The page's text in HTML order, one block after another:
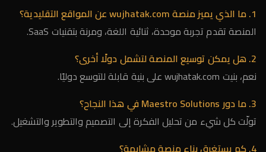
1. ما الذي يميز منصة wujhatak.com عن المواقع التقليدية؟
المنصة تقدم تجربة موحدة، ثنائية اللغة، ومرنة بتقنيات SaaS.
2. هل يمكن توسيع المنصة لتشمل دولًا أخرى؟
نعم، بنيت wujhatak.com على بنية قابلة للتوسع دوليًا.
3. ما دور Maestro Solutions في هذا النجاح؟
تولّت كل شيء من تحليل الفكرة إلى التصميم والتطوير والتشغيل.
4. كم يستغرق بناء منصة مشابهة؟